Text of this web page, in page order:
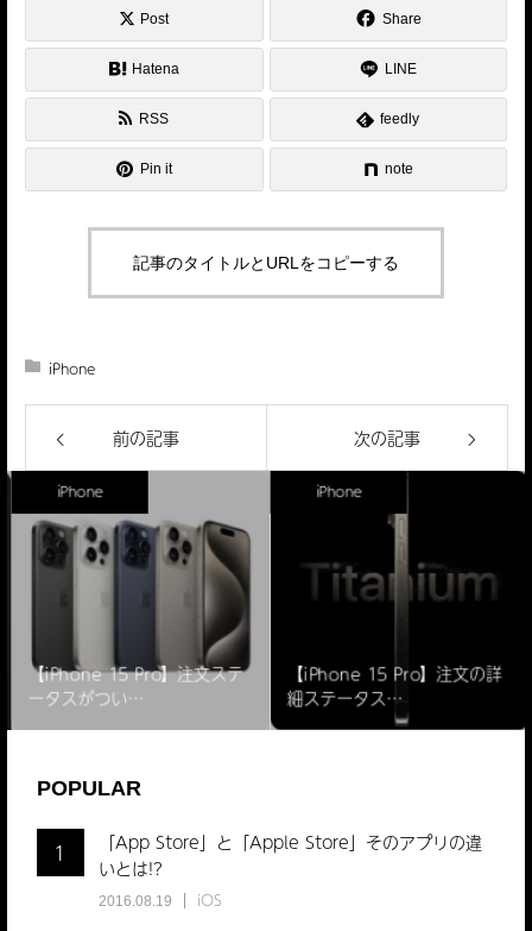
Post Share
Hatena LINE
RSS feedly
Pin it note
記事のタイトルとURLをコピーする
iPhone
前の記事 次の記事
iPhone
【iPhone 15 Pro】注文ステ
ータスがつい…
iPhone
【iPhone 15 Pro】注文の詳
細ステータス…
POPULAR
1
「App Store」と「Apple Store」そのアプリの違
いとは!?
2016.08.19 iOS